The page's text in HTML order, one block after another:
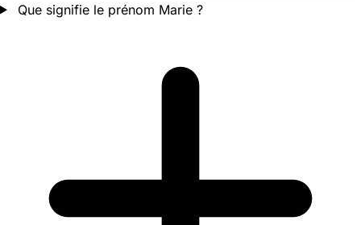
Que signifie le prénom Marie ?